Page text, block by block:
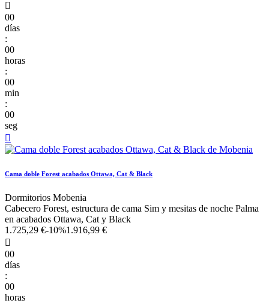

00
días
:
00
horas
:
00
min
:
00
seg

Cama doble Forest acabados Ottawa, Cat & Black
Dormitorios Mobenia
Cabecero Forest, estructura de cama Sim y mesitas de noche Palma
en acabados Ottawa, Cat y Black
1.725,29 €-10%1.916,99 €

00
días
:
00
horas